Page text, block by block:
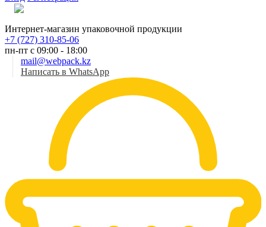
Интернет-магазин упаковочной продукции
+7 (727) 310-85-06
пн-пт с 09:00 - 18:00
mail@webpack.kz
Написать в WhatsApp